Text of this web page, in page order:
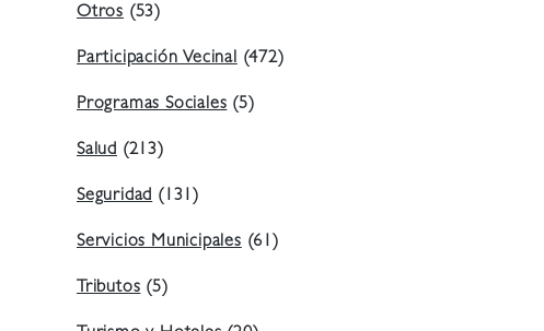
Otros (53)
Participación Vecinal(472)
Programas Sociales(5)
Salud (213)
Seguridad(131)
Servicios Municipales(61)
Tributos(5)